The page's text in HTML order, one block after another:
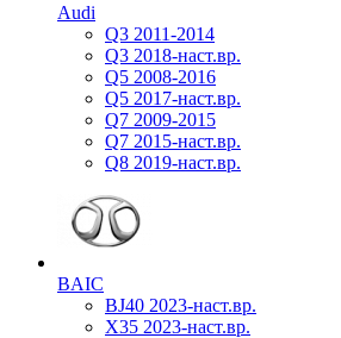
Audi
Q3 2011-2014
Q3 2018-наст.вр.
Q5 2008-2016
Q5 2017-наст.вр.
Q7 2009-2015
Q7 2015-наст.вр.
Q8 2019-наст.вр.
BAIC
BJ40 2023-наст.вр.
X35 2023-наст.вр.